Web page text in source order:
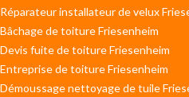
Réparateur installateur de velux
Bâchage de toiture Friesenheim
Devis fuite de toiture Friesenheim
Entreprise de toiture Friesenheim
Démoussage nettoyage de tuile